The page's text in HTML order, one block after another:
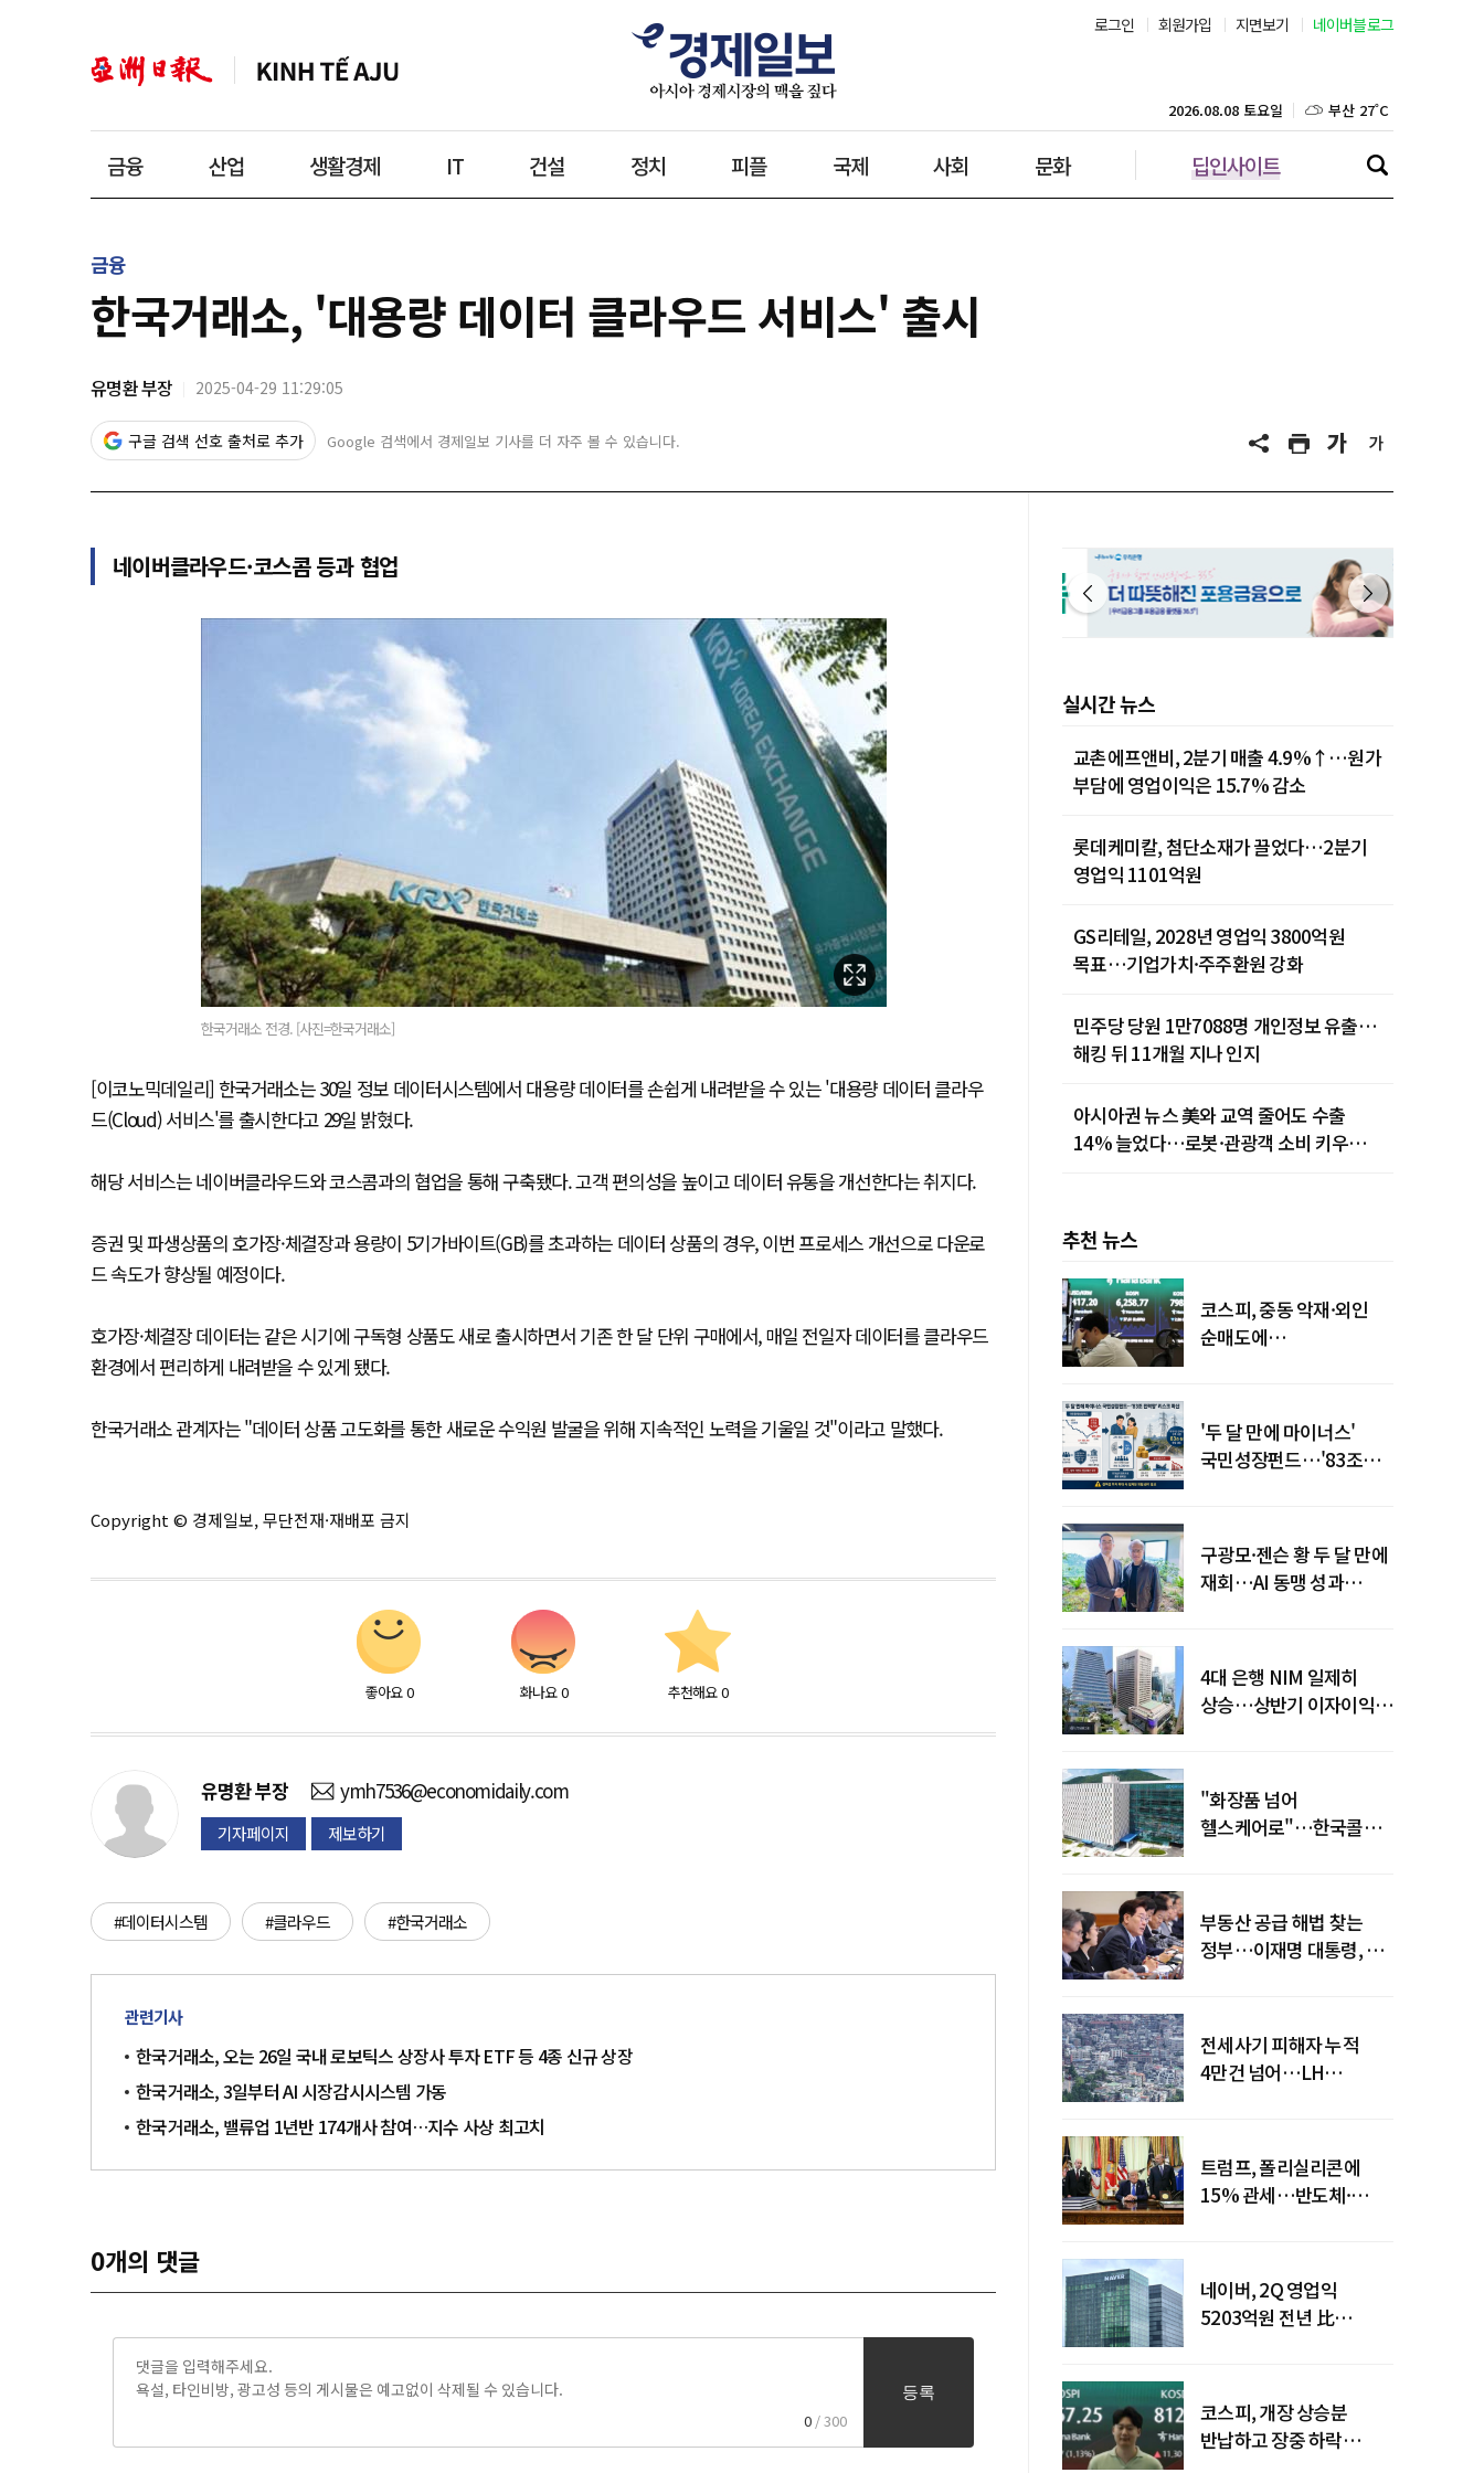
로그인 회원가입 지면보기 네이버블로그
금융 산업 생활경제 IT 건설 정치 피플 국제 사회 문화 딥인사이트
2026.08.08 토요일 대구 25˚C
인천 28˚C
제주 28˚C
금융
한국거래소, '대용량 데이터 클라우드 서비스' 출시
유명환 부장 2025-04-29 11:29:05
구글 검색 선호 출처로 추가 Google 검색에서 경제일보 기사를 더 자주 볼 수 있습니다.
네이버클라우드·코스콤 등과 협업
한국거래소 전경. [사진=한국거래소]
[이코노믹데일리] 한국거래소는 30일 정보 데이터시스템에서 대용량 데이터를 손쉽게 내려받을 수 있는 '대용량 데이터 클라우
드(Cloud) 서비스'를 출시한다고 29일 밝혔다.
해당 서비스는 네이버클라우드와 코스콤과의 협업을 통해 구축됐다. 고객 편의성을 높이고 데이터 유통을 개선한다는 취지다.
증권 및 파생상품의 호가장·체결장과 용량이 5기가바이트(GB)를 초과하는 데이터 상품의 경우, 이번 프로세스 개선으로 다운로
드 속도가 향상될 예정이다.
호가장·체결장 데이터는 같은 시기에 구독형 상품도 새로 출시하면서 기존 한 달 단위 구매에서, 매일 전일자 데이터를 클라우드
환경에서 편리하게 내려받을 수 있게 됐다.
한국거래소 관계자는 "데이터 상품 고도화를 통한 새로운 수익원 발굴을 위해 지속적인 노력을 기울일 것"이라고 말했다.
Copyright © 경제일보, 무단전재·재배포 금지
좋아요 0 화나요 0 추천해요 0
유명환부장 ymh7536@economidaily.com
기자페이지 제보하기
#데이터시스템 #클라우드 #한국거래소
관련기사
한국거래소, 오는 26일 국내 로보틱스 상장사 투자 ETF 등 4종 신규 상장
한국거래소, 3일부터 AI 시장감시시스템 가동
한국거래소, 밸류업 1년반 174개사 참여…지수 사상 최고치
0개의 댓글
0 / 300
등록
실시간 뉴스
교촌에프앤비, 2분기 매출 4.9%↑…원가
부담에 영업이익은 15.7% 감소
롯데케미칼, 첨단소재가 끌었다…2분기
영업익 1101억원
GS리테일, 2028년 영업익 3800억원
목표…기업가치·주주환원 강화
민주당 당원 1만7088명 개인정보 유출…
해킹 뒤 11개월 지나 인지
아시아권 뉴스 美와 교역 줄어도 수출
14% 늘었다…로봇·관광객 소비 키우는
추천 뉴스
코스피, 중동 악재·외인
순매도에
'두 달 만에 마이너스'
국민성장펀드…'83조
구광모·젠슨 황 두 달 만에
재회…AI 동맹 성과
4대 은행 NIM 일제히
상승…상반기 이자이익
"화장품 넘어
헬스케어로"…한국콜마,
부동산 공급 해법 찾는
정부…이재명 대통령, 2차
전세사기 피해자 누적
4만건 넘어…LH
트럼프, 폴리실리콘에
15% 관세…반도체·
네이버, 2Q 영업익
5203억원 전년 比
코스피, 개장 상승분
반납하고 장중 하락